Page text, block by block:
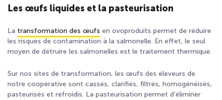
Les œufs liquides et la pasteurisation
La transformation des œufs en ovoproduits permet de réduire
les risques de contamination à la salmonelle. En effet, le seul
moyen de détruire les salmonelles est le traitement thermique.
Sur nos sites de transformation, les œufs des éleveurs de
notre coopérative sont cassés, clarifiés, filtrés, homogénéisés,
pasteurisés et refroidis. La pasteurisation permet d’éliminer